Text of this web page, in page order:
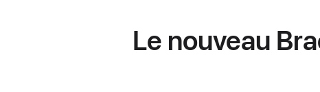
Le nouveau